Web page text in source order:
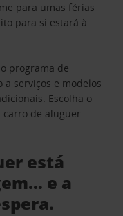
para umas férias
para si estará à
programa de
a serviços e modelos
Escolha o
de aluguer.
está
e a